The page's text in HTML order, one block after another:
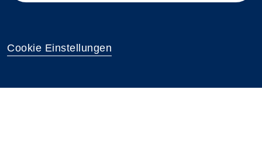
Cookie Einstellungen